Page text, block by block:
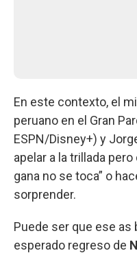
En este contexto, el
peruano en el Gran
ESPN/Disney+) y
apelar a la trillada
gana no se toca” o
sorprender.
Puede ser que ese as
esperado regreso de